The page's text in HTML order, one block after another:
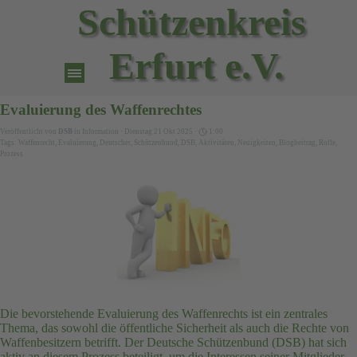
Direkt zum SeiteninhaltSchützenkreis
Erfurt e.V.
Menü überspringen
Evaluierung des Waffenrechtes
Veröffentlicht von DSB in Information · Dienstag 21 Okt 2025 ·
Waffenrecht Evaluierung Deutscher Schützenbund DSB Aktivitäten Neuigkeiten Rolle
Prozess
Die bevorstehende Evaluierung des Waffenrechts ist ein zentrales
Thema, das sowohl die öffentliche Sicherheit als auch die Rechte von
Waffenbesitzern betrifft. Der Deutsche Schützenbund (DSB) hat sich